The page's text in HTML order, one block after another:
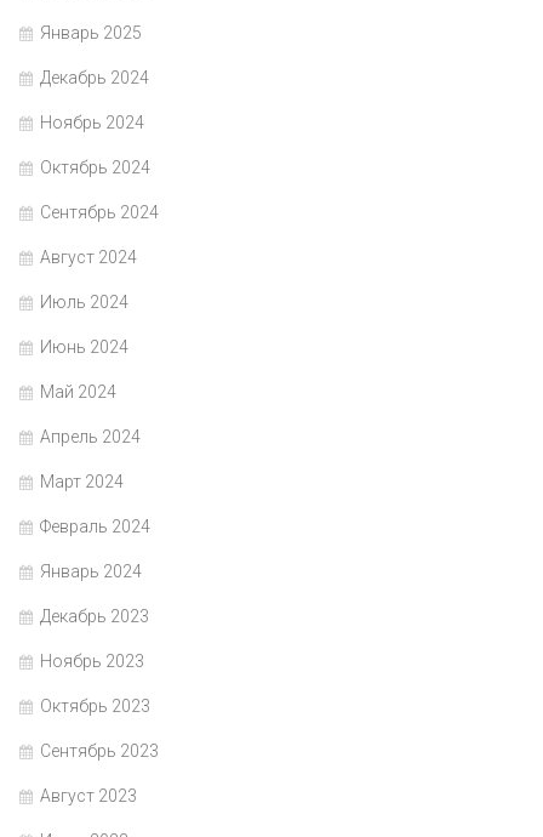
Январь 2025
Декабрь 2024
Ноябрь 2024
Октябрь 2024
Сентябрь 2024
Август 2024
Июль 2024
Июнь 2024
Май 2024
Апрель 2024
Март 2024
Февраль 2024
Январь 2024
Декабрь 2023
Ноябрь 2023
Октябрь 2023
Сентябрь 2023
Август 2023